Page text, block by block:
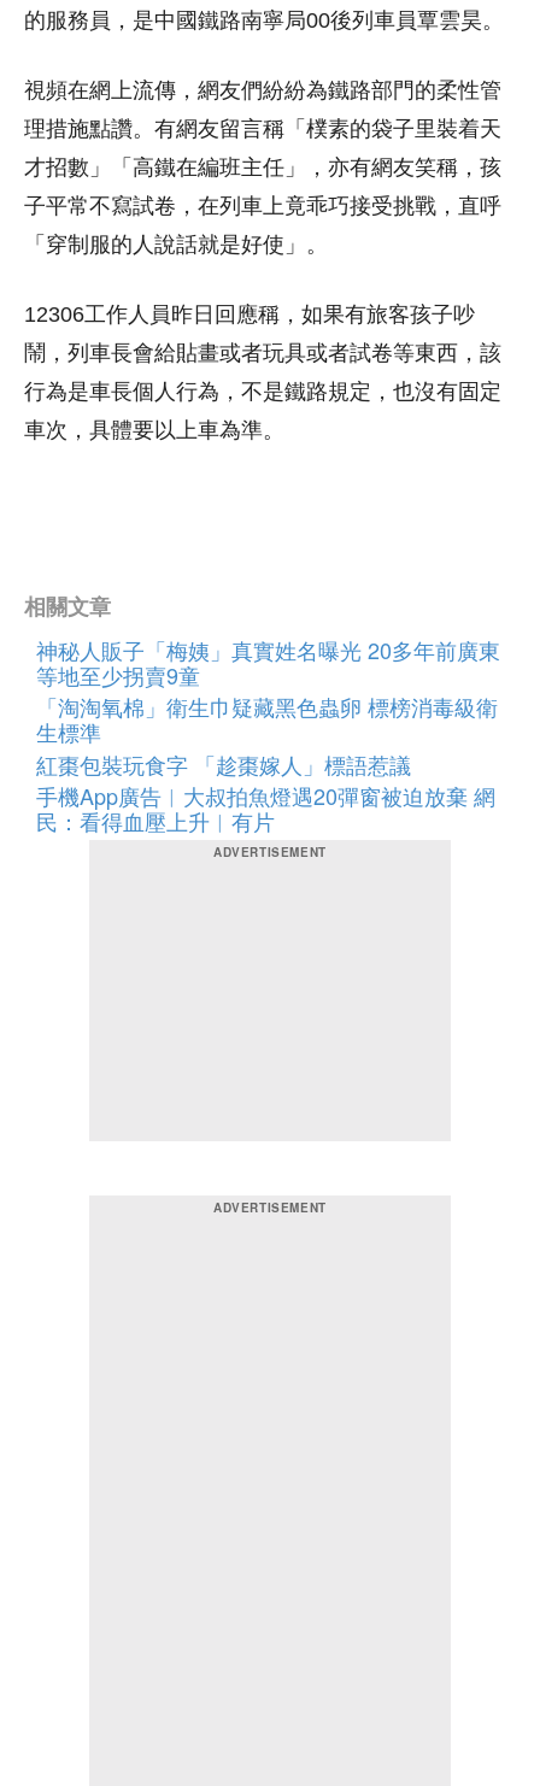
的服務員，是中國鐵路南寧局00後列車員覃雲昊。
視頻在網上流傳，網友們紛紛為鐵路部門的柔性管
理措施點讚。有網友留言稱「樸素的袋子里裝着天
才招數」「高鐵在編班主任」，亦有網友笑稱，孩
子平常不寫試卷，在列車上竟乖巧接受挑戰，直呼
「穿制服的人說話就是好使」。
12306工作人員昨日回應稱，如果有旅客孩子吵
鬧，列車長會給貼畫或者玩具或者試卷等東西，該
行為是車長個人行為，不是鐵路規定，也沒有固定
車次，具體要以上車為準。
相關文章
神秘人販子「梅姨」真實姓名曝光 20多年前廣東
等地至少拐賣9童
「淘淘氧棉」衛生巾疑藏黑色蟲卵 標榜消毒級衛
生標準
紅棗包裝玩食字 「趁棗嫁人」標語惹議
手機App廣告︱大叔拍魚燈遇20彈窗被迫放棄 網
民：看得血壓上升︱有片